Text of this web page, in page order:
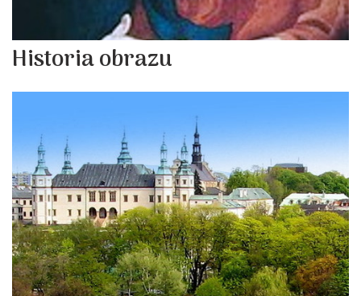
Historia obrazu